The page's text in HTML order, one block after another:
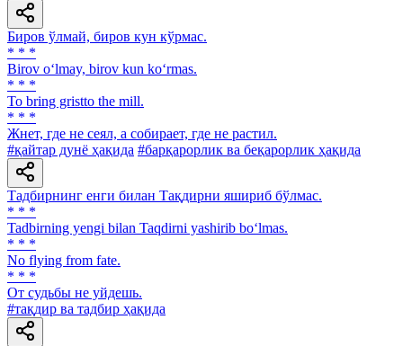
Биров ўлмай, биров кун кўрмас.
* * *
Birov o‘lmay, birov kun ko‘rmas.
* * *
To bring gristto the mill.
* * *
Жнет, где не сеял, а собирает, где не растил.
#қайтар дунё ҳақида #барқарорлик ва беқарорлик ҳақида
Тадбирнинг енги билан Тақдирни яшириб бўлмас.
* * *
Tadbirning yengi bilan Taqdirni yashirib bo‘lmas.
* * *
No flying from fate.
* * *
От судьбы не уйдешь.
#тақдир ва тадбир ҳақида